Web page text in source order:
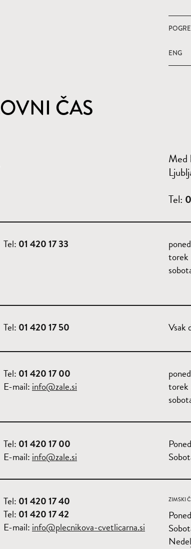
ENG
ČAS
Med
Tel:
Tel: 01 420 17 33
Tel: 01 420 17 50 Vsak
Tel: 01 420 17 00
E-mail:info@zale.si
Tel: 01 420 17 00
E-mail:info@zale.si
Tel: 01 420 17 40
Tel: 01 420 17 42
E-mail:info@plecnikova-cvetlicarna.si
ZIMSKI